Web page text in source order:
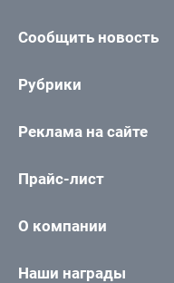
Сообщить новость
Рубрики
Реклама на сайте
Прайс-лист
О компании
Наши награды